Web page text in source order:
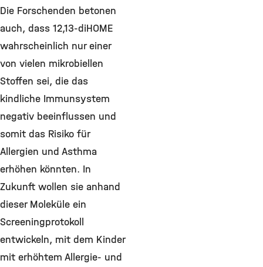
Die Forschenden betonen
auch, dass 12,13-diHOME
wahrscheinlich nur einer
von vielen mikrobiellen
Stoffen sei, die das
kindliche Immunsystem
negativ beeinflussen und
somit das Risiko für
Allergien und Asthma
erhöhen könnten. In
Zukunft wollen sie anhand
dieser Moleküle ein
Screeningprotokoll
entwickeln, mit dem Kinder
mit erhöhtem Allergie- und